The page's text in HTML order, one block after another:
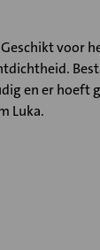
voor
en er hoeft
Luka.